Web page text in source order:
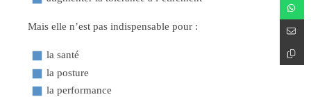
Mais elle n’est pas indispensable pour :
la santé
la posture
la performance